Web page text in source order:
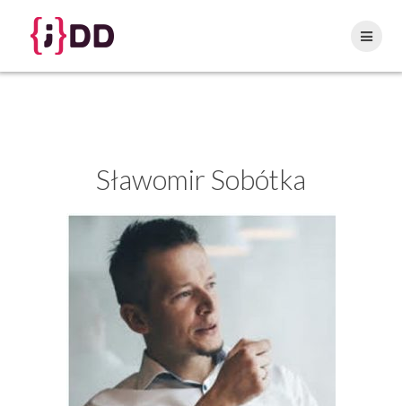
Sławomir Sobótka